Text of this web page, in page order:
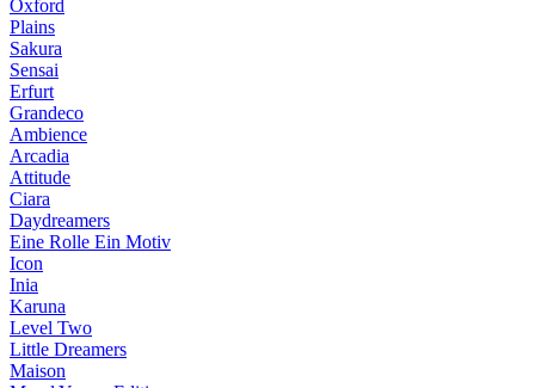
Oxford
Plains
Sakura
Sensai
Erfurt
Grandeco
Ambience
Arcadia
Attitude
Ciara
Daydreamers
Eine Rolle Ein Motiv
Icon
Inia
Karuna
Level Two
Little Dreamers
Maison